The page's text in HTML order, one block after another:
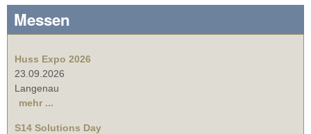
Messen
Huss Expo 2026
23.09.2026
Langenau
mehr ...
S14 Solutions Day